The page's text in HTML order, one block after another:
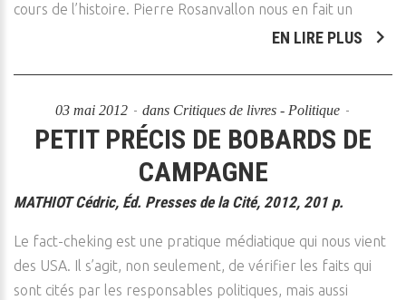
cours de l’histoire. Pierre Rosanvallon nous en fait un
EN LIRE PLUS
03 mai 2012 dans Critiques de livres - Politique
PETIT PRÉCIS DE BOBARDS DE
CAMPAGNE
MATHIOT Cédric, Éd. Presses de la Cité, 2012, 201 p.
Le fact-cheking est une pratique médiatique qui nous vient
des USA. Il s’agit, non seulement, de vérifier les faits qui
sont cités par les responsables politiques, mais aussi